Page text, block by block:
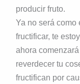
producir fruto.
Ya no será como
fructificar, te
ahora
reverdecer tu
fructifican por